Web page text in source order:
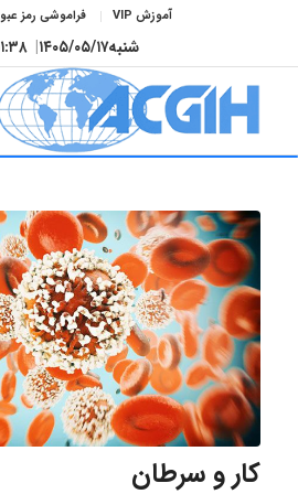
آموزش VIP فراموشی رمز
شنبه۱۴۰۵/۰۵/۱۷|
کار و سرطان